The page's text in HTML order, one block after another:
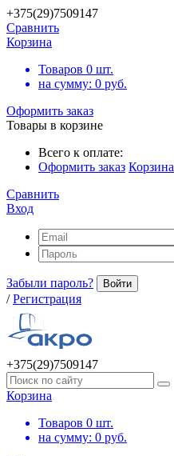
+375(29)7509147
Сравнить
Корзина
Товаров 0 шт.
на сумму: 0 руб.
Оформить заказ
Товары в корзине
Всего к оплате:
Оформить заказ Корзина
Сравнить
Вход
Забыли пароль? Войти
/ Регистрация
+375(29)7509147
Корзина
Товаров 0 шт.
на сумму: 0 руб.